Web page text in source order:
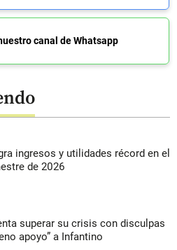
canal de Whatsapp
ingresos y utilidades récord en el
de 2026
superar su crisis con disculpas
apoyo” a Infantino